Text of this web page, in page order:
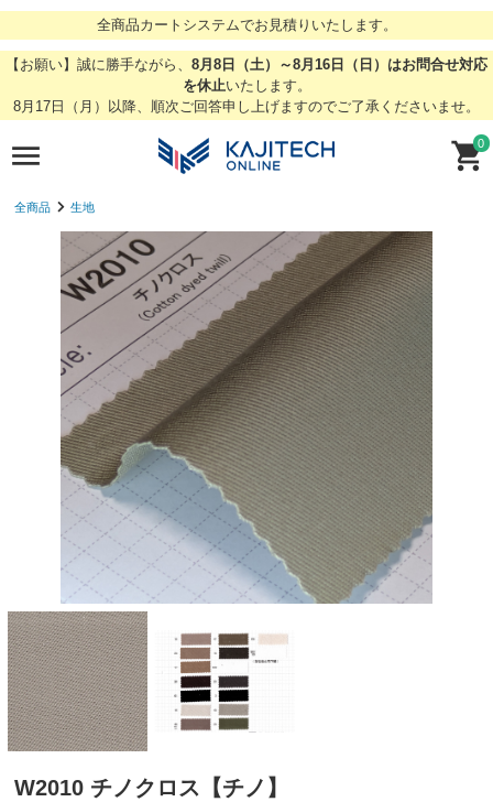
全商品カートシステムでお見積りいたします。
【お願い】誠に勝手ながら、 8月8日（土）～8月16日（日）はお問合せ対応
を休止いたします。
8月17日（月）以降、順次ご回答申し上げますのでご了承くださいませ。
0
全商品 生地
W2010 チノクロス【チノ】